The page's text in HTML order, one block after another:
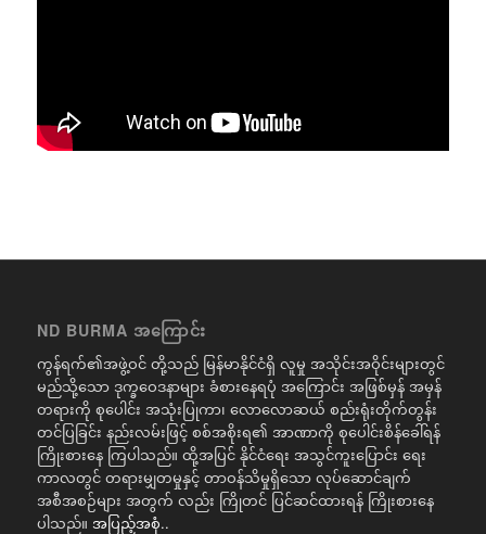
ND BURMA အကြောင်း
ကွန်ရက်၏အဖွဲ့ဝင် တို့သည် မြန်မာနိုင်ငံရှိ လူမှု အသိုင်းအဝိုင်းများတွင်
မည်သို့သော ဒုက္ခဝေဒနာများ ခံစားနေရပုံ အကြောင်း အဖြစ်မှန် အမှန်
တရားကို စုပေါင်း အသုံးပြုကာ၊ လောလောဆယ် စည်းရုံးတိုက်တွန်း
တင်ပြခြင်း နည်းလမ်းဖြင့် စစ်အစိုးရ၏ အာဏာကို စုပေါင်းစိန်ခေါ်ရန်
ကြိုးစားနေ ကြပါသည်။ ထို့အပြင် နိုင်ငံရေး အသွင်ကူးပြောင်း ရေး
ကာလတွင် တရားမျှတမှုနှင့် တာဝန်သိမှုရှိသော လုပ်ဆောင်ချက်
အစီအစဉ်များ အတွက် လည်း ကြိုတင် ပြင်ဆင်ထားရန် ကြိုးစားနေ
ပါသည်။ အပြည့်အစုံ..